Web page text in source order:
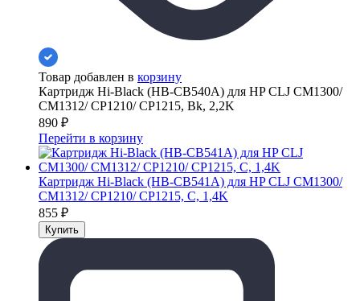
Товар добавлен в корзину
Картридж Hi-Black (HB-CB540A) для HP CLJ CM1300/
CM1312/ CP1210/ CP1215, Bk, 2,2K
890 ₽
Перейти в корзину
Картридж Hi-Black (HB-CB541A) для HP CLJ CM1300/
CM1312/ CP1210/ CP1215, C, 1,4K
855 ₽